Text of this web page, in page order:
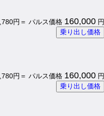
円＝ パルス価格 160,000 円
乗り出し価格
円＝ パルス価格 160,000 円
乗り出し価格